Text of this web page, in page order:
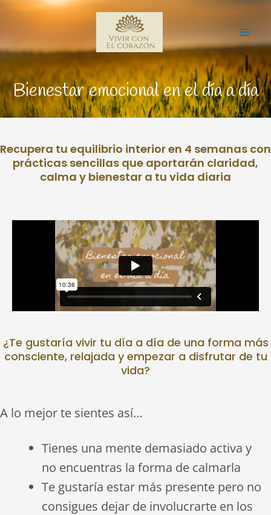
contenido
Bienestar emocional en el día a día
Recupera tu equilibrio interior en 4 semanas con
prácticas sencillas que aportarán claridad,
calma y bienestar a tu vida diaria
¿Te gustaría vivir tu día a día de una forma más
consciente, relajada y empezar a disfrutar de tu
vida?
A lo mejor te sientes así…
Tienes una mente demasiado activa y
no encuentras la forma de calmarla
Te gustaría estar más presente pero no
consigues dejar de involucrarte en los